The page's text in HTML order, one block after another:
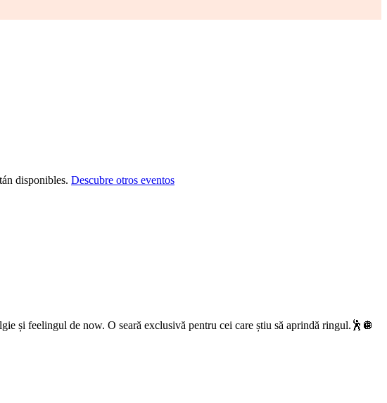
disponibles. Descubre otros eventos
și feelingul de now. O seară exclusivă pentru cei care știu să aprindă ringul.🕺🪩